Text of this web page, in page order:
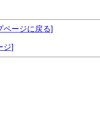
ページに戻る]
ジ]